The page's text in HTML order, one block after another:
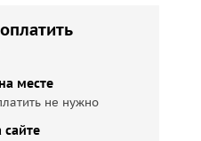
месте
не нужно
сайте